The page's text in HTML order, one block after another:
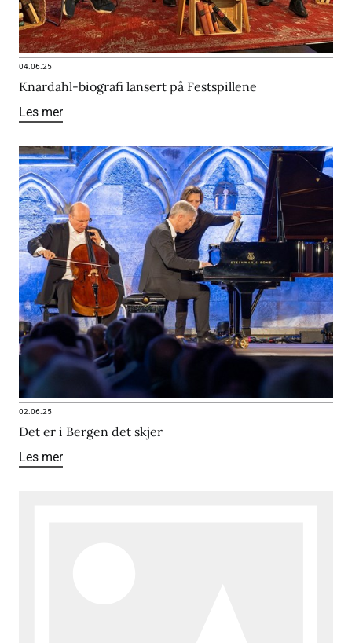
04.06.25
Knardahl-biografi lansert på Festspillene
Les mer
02.06.25
Det er i Bergen det skjer
Les mer